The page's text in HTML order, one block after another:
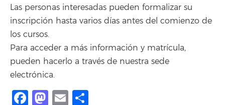
Las personas interesadas pueden formalizar su
inscripción hasta varios días antes del comienzo de
los cursos.
Para acceder a más información y matrícula,
pueden hacerlo a través de nuestra sede
electrónica.
Facebook
Mastodon
Email